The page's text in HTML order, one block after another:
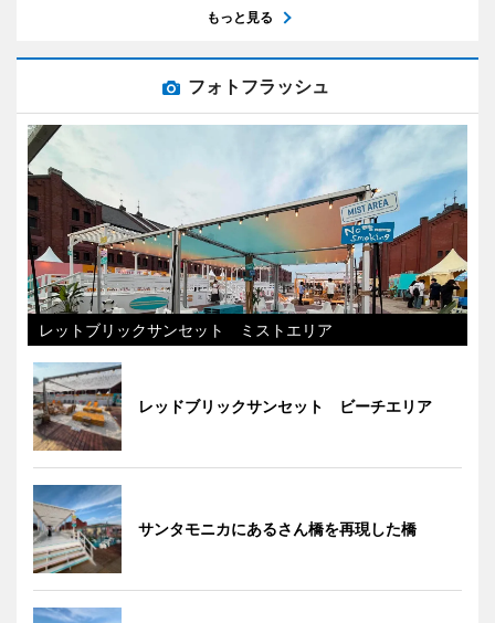
もっと見る
フォトフラッシュ
レットブリックサンセット ミストエリア
レッドブリックサンセット ビーチエリア
サンタモニカにあるさん橋を再現した橋